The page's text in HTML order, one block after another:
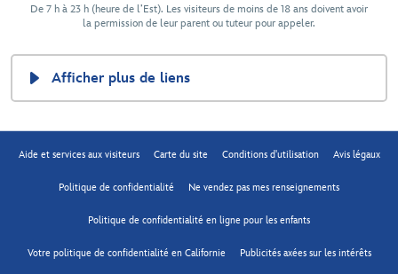
De 7 h à 23 h (heure de l’Est). Les visiteurs de moins de 18 ans doivent avoir
la permission de leur parent ou tuteur pour appeler.
Afficher plus de liens
Aide et services aux visiteurs Carte du site Conditions d'utilisation Avis légaux
Politique de confidentialité Ne vendez pas mes renseignements
Politique de confidentialité en ligne pour les enfants
Votre politique de confidentialité en Californie Publicités axées sur les intérêts